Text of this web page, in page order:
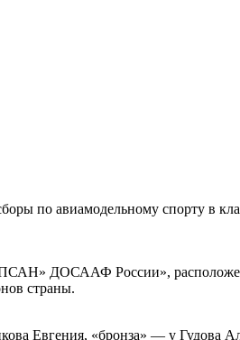
по авиамодельному спорту в
ДОСААФ России»,
страны.
Евгения, «бронза» — у Гудова